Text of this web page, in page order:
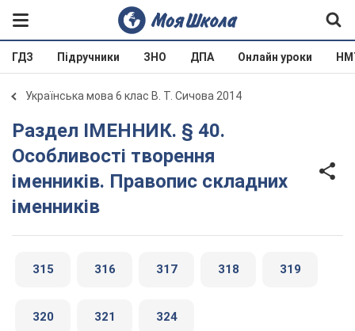
ГДЗ Підручники ЗНО ДПА Онлайн уроки
Українська мова 6 клас В. Т. Сичова 2014
Раздел ІМЕННИК. § 40.
Особливості творення
іменників. Правопис складних
іменників
315 316 317 318 319
320 321 324